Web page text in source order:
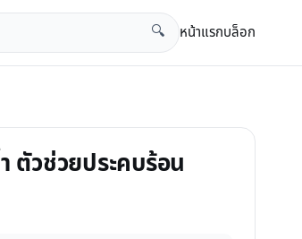
🔍 หน้าแรกบล็อก
ตัวช่วยประคบร้อน